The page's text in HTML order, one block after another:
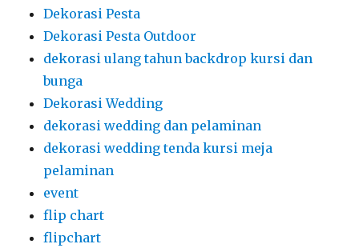
Dekorasi Pesta
Dekorasi Pesta Outdoor
dekorasi ulang tahun backdrop kursi dan
bunga
Dekorasi Wedding
dekorasi wedding dan pelaminan
dekorasi wedding tenda kursi meja
pelaminan
event
flip chart
flipchart